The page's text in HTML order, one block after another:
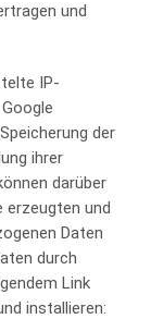
und
IP-
der
ihrer
darüber
erzeugten und
Daten
durch
Link
installieren: